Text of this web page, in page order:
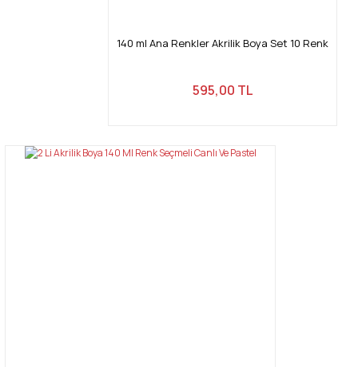
Gönder
140 ml Ana Renkler Akrilik Boya Set 10 Renk
595,00 TL